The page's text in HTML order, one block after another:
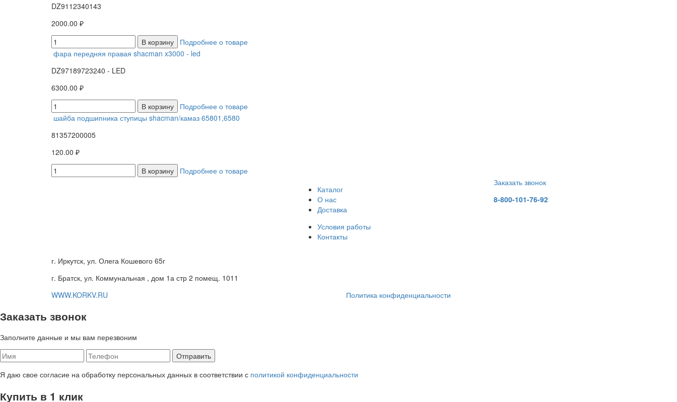
DZ9112340143
2000.00 ₽
В корзину
Подробнее о товаре
фара передняя правая shacman x3000 - led
DZ97189723240 - LED
6300.00 ₽
В корзину
Подробнее о товаре
шайба подшипника ступицы shacman/камаз 65801,6580
81357200005
120.00 ₽
В корзину
Подробнее о товаре
Каталог
О нас
Доставка
Условия работы
Контакты
Заказать звонок
8-800-101-76-92
г. Иркутск, ул. Олега Кошевого 65г
г. Братск, ул. Коммунальная , дом 1а стр 2 помещ. 1011
WWW.KORKV.RU
Политика конфиденциальности
Заказать звонок
Заполните данные и мы вам перезвоним
Я даю свое согласие на обработку персональных данных в соответствии с политикой конфиденциальности
Купить в 1 клик